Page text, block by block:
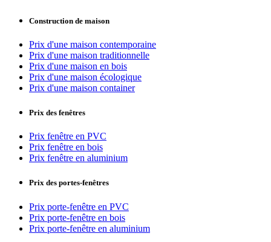
Construction de maison
Prix d'une maison contemporaine
Prix d'une maison traditionnelle
Prix d'une maison en bois
Prix d'une maison écologique
Prix d'une maison container
Prix des fenêtres
Prix fenêtre en PVC
Prix fenêtre en bois
Prix fenêtre en aluminium
Prix des portes-fenêtres
Prix porte-fenêtre en PVC
Prix porte-fenêtre en bois
Prix porte-fenêtre en aluminium